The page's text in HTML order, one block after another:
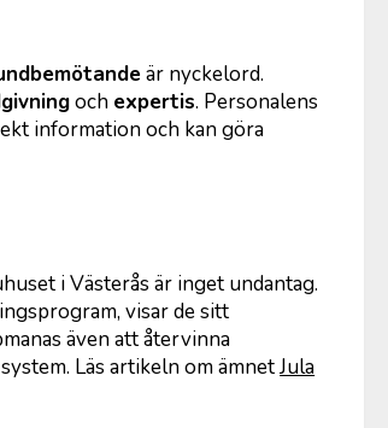
är nyckelord.
och expertis. Personalens
information och kan göra
i Västerås är inget undantag.
visar de sitt
även att återvinna
Läs artikeln om ämnetJula